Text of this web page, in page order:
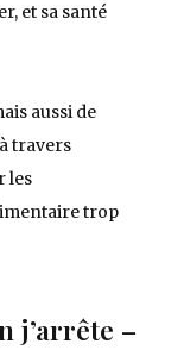
et sa santé
aussi de
travers
les
trop
j’arrête –